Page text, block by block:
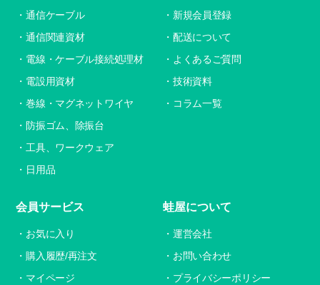
通信ケーブル
通信関連資材
電線・ケーブル接続処理材
電設用資材
巻線・マグネットワイヤ
防振ゴム、除振台
工具、ワークウェア
日用品
新規会員登録
配送について
よくあるご質問
技術資料
コラム一覧
会員サービス
お気に入り
購入履歴/再注文
マイページ
蛙屋について
運営会社
お問い合わせ
プライバシーポリシー